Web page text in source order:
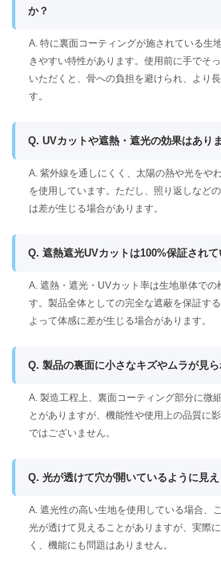
か？
A. 特に裏面コーティングが施されている生
きやすい特性があります。使用前に手でそ
いただくと、骨への負担を避けられ、より
す。
Q. UVカットや遮熱・遮光の効果はあり
A. 紫外線を通しにくく、太陽の熱や光をや
を使用しています。ただし、照り返しなど
は差が生じる場合があります。
Q. 遮熱遮光UVカットは100%保証されて
A. 遮熱・遮光・UVカット率は生地単体での
す。製品全体としての完全な遮蔽を保証す
よって体感に差が生じる場合があります。
Q. 製品の裏面に小さなキズやムラが見ら
A. 製造工程上、裏面コーティング部分に微
とがありますが、機能性や使用上の品質に
ではございません。
Q. 光が透けて穴が開いているように見え
A. 遮光性の高い生地を使用している場合、
光が透けて見えることがありますが、実際
く、機能にも問題はありません。